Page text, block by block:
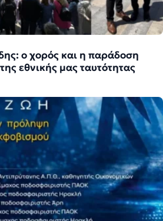
ο χορός και η παράδοση
εθνικής μας ταυτότητας